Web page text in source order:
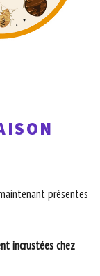
présentes
incrustées chez